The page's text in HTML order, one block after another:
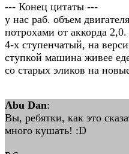
--- Конец цитаты ---
у нас раб. объем
потрохами от аккорда
4-х ступенчатый, на
ступкой машина живее
со старых эликов на
Abu Dan:
Вы, ребятки, как это
много кушать! :D